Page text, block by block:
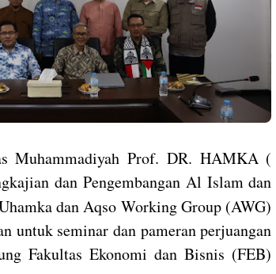
Muhammadiyah Prof. DR. HAMKA (
dan Pengembangan Al Islam dan
dan Aqso Working Group (AWG)
untuk seminar dan pameran perjuangan
Fakultas Ekonomi dan Bisnis (FEB)